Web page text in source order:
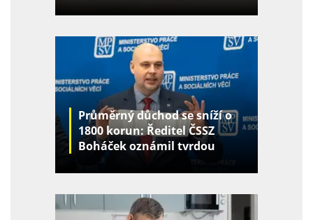
Průměrný důchod se sníží o
1800 korun: Ředitel ČSSZ
Boháček oznámil tvrdou